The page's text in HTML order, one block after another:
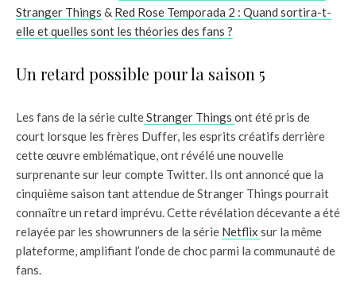
Stranger Things & Red Rose Temporada 2 : Quand sortira-t-
elle et quelles sont les théories des fans ?
Un retard possible pour la saison 5
Les fans de la série culteStranger Things ont été pris de
court lorsque les frères Duffer, les esprits créatifs derrière
cette œuvre emblématique, ont révélé une nouvelle
surprenante sur leur compte Twitter. Ils ont annoncé que la
cinquième saison tant attendue de Stranger Things pourrait
connaître un retard imprévu. Cette révélation décevante a été
relayée par les showrunners de la série Netflix sur la même
plateforme, amplifiant l’onde de choc parmi la communauté de
fans.